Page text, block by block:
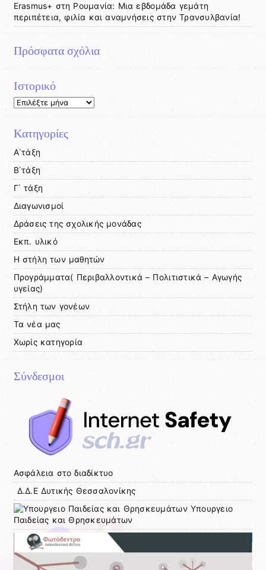
Erasmus+ στη Ρουμανία: Μια εβδομάδα γεμάτη
περιπέτεια, φιλία και αναμνήσεις στην Τρανσυλβανία!
Πρόσφατα σχόλια
Ιστορικό
Ιστορικό
Kατηγορίες
Α΄τάξη
Β΄τάξη
Γ΄ τάξη
Διαγωνισμοί
Δράσεις της σχολικής μονάδας
Εκπ. υλικό
Η στήλη των μαθητών
Προγράμματα( Περιβαλλοντικά – Πολιτιστικά – Αγωγής
υγείας)
Στήλη των γονέων
Τα νέα μας
Χωρίς κατηγορία
Σύνδεσμοι
Ασφάλεια στο διαδίκτυο
Δ.Δ.Ε Δυτικής Θεσσαλονίκης
Υπουργειο
Παιδείας και Θρησκευμάτων